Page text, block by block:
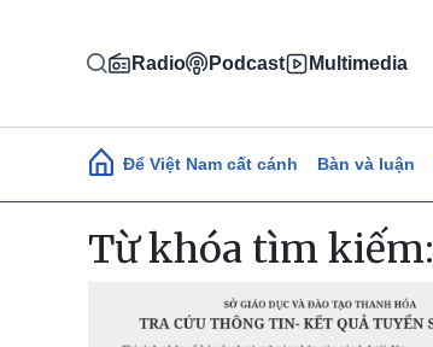
Radio Podcast Multimedia
Main navigation
Để Việt Nam cất cánh Bàn và luận
Từ khóa tìm kiếm: